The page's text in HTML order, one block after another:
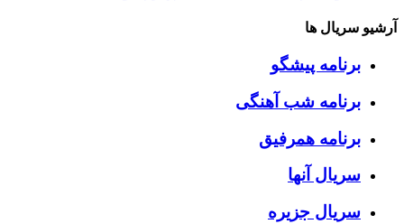
آرشیو سریال ها
برنامه پیشگو
برنامه شب آهنگی
برنامه همرفیق
سریال آنها
سریال جزیره